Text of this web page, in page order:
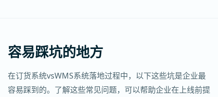
容易踩坑的地方
在订货系统vsWMS系统落地过程中，以下这些坑是企业最
容易踩到的。了解这些常见问题，可以帮助企业在上线前提